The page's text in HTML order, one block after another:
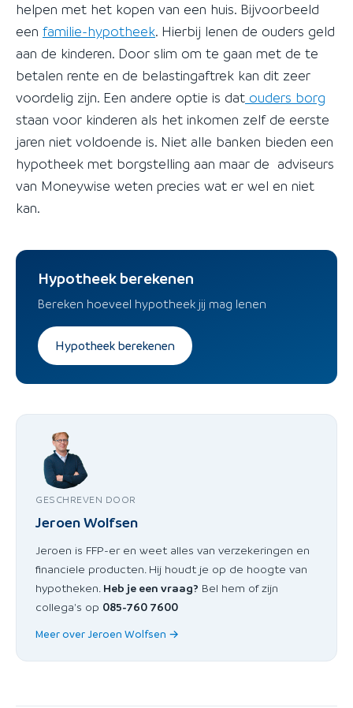
helpen met het kopen van een huis. Bijvoorbeeld
een familie-hypotheek. Hierbij lenen de ouders geld
aan de kinderen. Door slim om te gaan met de te
betalen rente en de belastingaftrek kan dit zeer
voordelig zijn. Een andere optie is dat ouders borg
staan voor kinderen als het inkomen zelf de eerste
jaren niet voldoende is. Niet alle banken bieden een
hypotheek met borgstelling aan maar de adviseurs
van Moneywise weten precies wat er wel en niet
kan.
Hypotheek berekenen
Bereken hoeveel hypotheek jij mag lenen
Hypotheek berekenen
GESCHREVEN DOOR
Jeroen Wolfsen
Jeroen is FFP-er en weet alles van verzekeringen en
financiele producten. Hij houdt je op de hoogte van
hypotheken. Heb je een vraag? Bel hem of zijn
collega's op 085-760 7600
Meer over Jeroen Wolfsen →